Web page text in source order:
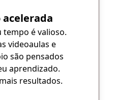
acelerada
tempo é valioso.
videoaulas e
são pensados
aprendizado.
resultados.